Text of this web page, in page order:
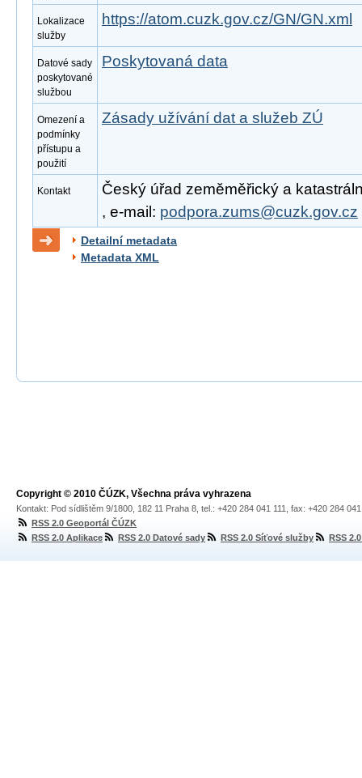
Lokalizace
služby
https://atom.cuzk.gov.cz/GN/GN.xml
Datové sady
poskytované
službou
Poskytovaná data
Omezení a
podmínky
přístupu a
použití
Zásady užívání dat a služeb ZÚ
Kontakt
Český úřad zeměměřický a
, e-mail: podpora.zums@cuzk.gov.cz
Detailní metadata
Metadata XML
Copyright © 2010 ČÚZK, Všechna práva vyhrazena
Kontakt: Pod sídlištěm 9/1800, 182 11 Praha 8, tel.: +420 284 041 111, fax: +420 284
RSS 2.0 Geoportál ČÚZK
RSS 2.0 Aplikace
RSS 2.0 Datové sady RSS 2.0 Síťové služby RSS